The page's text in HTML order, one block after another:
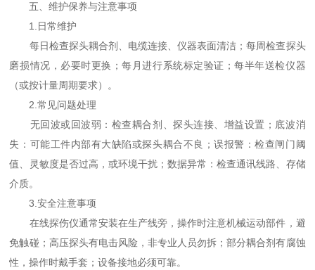
五、维护保养与注意事项
1.日常维护
每日检查探头耦合剂、电缆连接、仪器表面清洁；每周检查探头
磨损情况，必要时更换；每月进行系统标定验证；每半年送检仪器
（或按计量周期要求）。
2.常见问题处理
无回波或回波弱：检查耦合剂、探头连接、增益设置；底波消
失：可能工件内部有大缺陷或探头耦合不良；误报警：检查闸门阈
值、灵敏度是否过高，或环境干扰；数据异常：检查通讯线路、存储
介质。
3.安全注意事项
在线探伤仪通常安装在生产线旁，操作时注意机械运动部件，避
免触碰；高压探头有电击风险，非专业人员勿拆；部分耦合剂有腐蚀
性，操作时戴手套；设备接地必须可靠。